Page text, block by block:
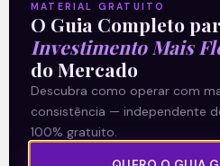
A Levante
Sobre nós
Termos e Condições
Política de Privacidade
MATERIAL GRATUITO
O Guia Completo
Investimento Mais
do Mercado
Descubra como operar com
consistência — independente
100% gratuito.